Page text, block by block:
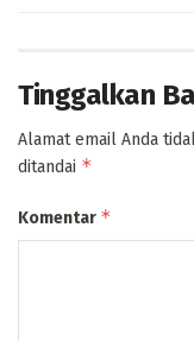
Tinggalkan
Alamat email Anda
ditandai *
Komentar *